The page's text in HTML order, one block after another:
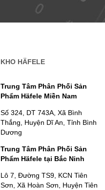
KHO HÄFELE
Trung Tâm Phân Phối Sản
Phẩm Häfele Miền Nam
Số 324, DT 743A, Xã Bình
Thắng, Huyện Dĩ An, Tỉnh Bình
Dương
Trung Tâm Phân Phối Sản
Phẩm Häfele tại Bắc Ninh
Lô 7, Đường TS9, KCN Tiên
Sơn, Xã Hoàn Sơn, Huyện Tiên